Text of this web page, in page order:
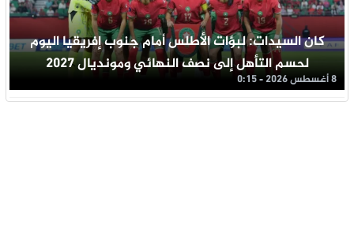
كان السيدات: لبؤات الأطلس أمام جنوب إفريقيا اليوم
لحسم التأهل إلى نصف النهائي ومونديال 2027
8 أغسطس 2026 - 0:15